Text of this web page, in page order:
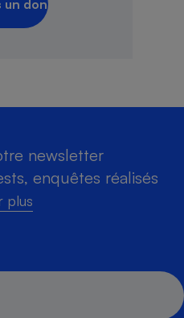
un don
newsletter
enquêtes réalisés
plus